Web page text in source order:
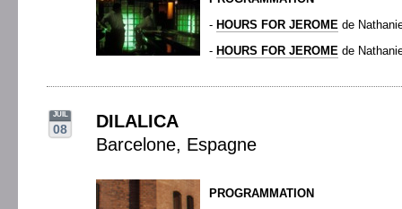
- HOURS FOR JEROME de
- HOURS FOR JEROME de
JUIL
08
DILALICA
Barcelone, Espagne
PROGRAMMATION